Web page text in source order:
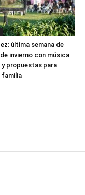
última semana de
invierno con música
y propuestas para
familia